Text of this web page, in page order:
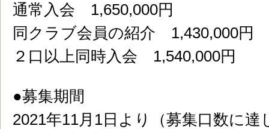
通常入会 1,650,000円
同クラブ会員の紹介 1,430,000円
２口以上同時入会 1,540,000円
●募集期間
2021年11月1日より（募集口数に達